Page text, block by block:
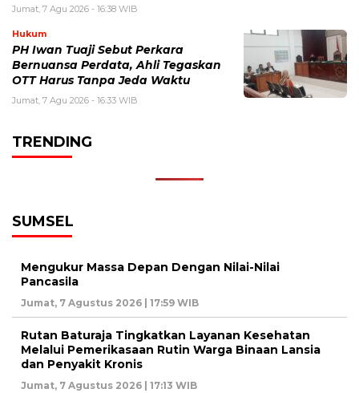
Jumat, 7 Agu 2026 - 16:38 WIB
Hukum
PH Iwan Tuaji Sebut Perkara
Bernuansa Perdata, Ahli Tegaskan
OTT Harus Tanpa Jeda Waktu
Jumat, 7 Agu 2026 - 16:33 WIB
TRENDING
SUMSEL
Mengukur Massa Depan Dengan Nilai-Nilai
Pancasila
Jumat, 7 Agustus 2026 | 17:59 WIB
Rutan Baturaja Tingkatkan Layanan Kesehatan
Melalui Pemerikasaan Rutin Warga Binaan Lansia
dan Penyakit Kronis
Jumat, 7 Agustus 2026 | 17:13 WIB